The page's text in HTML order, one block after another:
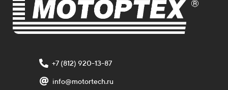
+7 (812) 920-13-87
info@motortech.ru